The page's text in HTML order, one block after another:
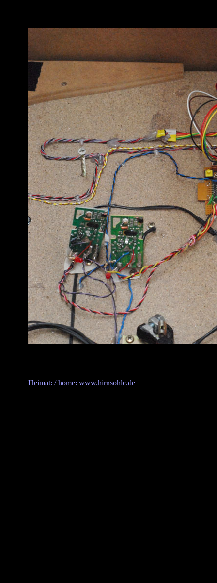
Heimat: / home: www.hirnsohle.de